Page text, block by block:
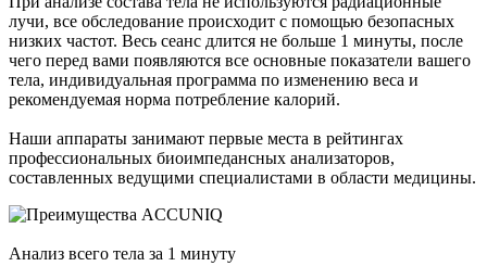
лучи, все обследование происходит с помощью безопасных
низких частот. Весь сеанс длится не больше 1 минуты, после
чего перед вами появляются все основные показатели вашего
тела, индивидуальная программа по изменению веса и
рекомендуемая норма потребление калорий.
Наши аппараты занимают первые места в рейтингах
профессиональных биоимпедансных анализаторов,
составленных ведущими специалистами в области медицины.
Анализ всего тела за 1 минуту